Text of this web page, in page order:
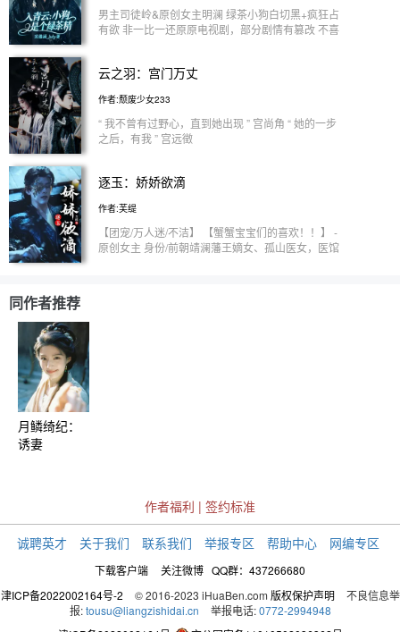
男主司徒岭&原创女主明澜 绿茶小狗白切黑+疯狂占
有欲 非一比一还原原电视剧，部分剧情有篡改 不喜
将明澜挂在心上。 作为粘人小狗，司徒岭秉持着明
负时，司徒岭:“姐姐，好疼。” 遇到情敌时，司徒岭:
“姐姐就这般喜欢他？是我哪里做得不够好吗。” 吃醋
到极点时，司徒岭:“姐姐，乖一点，听话，春宵一刻
2025.10.22签约 2026.6.15完结
云之羽：宫门万丈
作者:颓废少女233
“ 我不曾有过野心，直到她出现 ” 宫尚角 “ 她的一步
之后，有我 ” 宫远徵
紫商 “ 二小姐很好，和大小姐说的一样 ” 金繁 “ 你很
原谅我 ” 上官浅 “ 为人果敢 我倒是很欣赏她 ” 月长老
“ 二小姐，雪宫一直欢迎你 ” 雪重子 “ 她当然很好
了，我可稀罕她了 ” 雪公子 “ 二小姐，乃是大福之人 !
逐玉：娇娇欲滴
作者:芙缇
【团宠/万人迷/不洁】 【蟹蟹宝宝们的喜欢！！】 -
原创女主 身份/前朝靖澜藩王嫡女、孤山医女，医馆
同作者推荐
月鳞绮纪：
诱妻
作者福利 | 签约标准
诚聘英才 关于我们 联系我们 举报专区 帮助中心 网编专区
下载客户端 关注微博 QQ群：437266680
津ICP备2022002164号-2
© 2016-2023 iHuaBen.com 版权保护声明
不良信息举
报: tousu@liangzishidai.cn 举报电话: 0772-2994948